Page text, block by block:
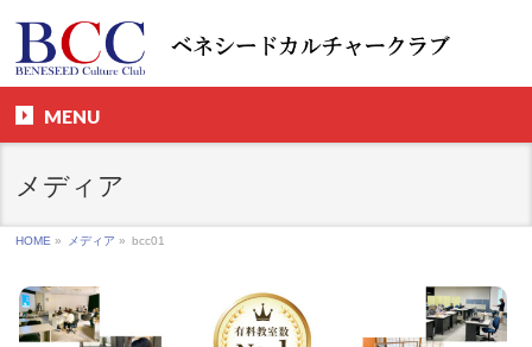
MENU
メディア
HOME » メディア » bcc01